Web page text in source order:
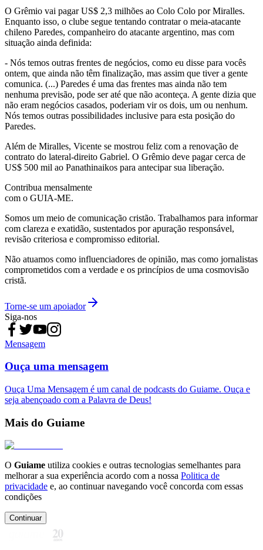
O Grêmio vai pagar US$ 2,3 milhões ao Colo Colo por Miralles.
Enquanto isso, o clube segue tentando contratar o meia-atacante
chileno Paredes, companheiro do atacante argentino, mas com
situação ainda definida:
- Nós temos outras frentes de negócios, como eu disse para vocês
ontem, que ainda não têm finalização, mas assim que tiver a gente
comunica. (...) Paredes é uma das frentes mas ainda não tem
nenhuma previsão, pode ser até que não aconteça. A gente dizia que
não eram negócios casados, poderiam vir os dois, um ou nenhum.
Nós temos outras possibilidades inclusive para esta posição do
Paredes.
Além de Miralles, Vicente se mostrou feliz com a renovação de
contrato do lateral-direito Gabriel. O Grêmio deve pagar cerca de
US$ 500 mil ao Panathinaikos para antecipar sua liberação.
Contribua mensalmente
com o GUIA-ME.
Somos um meio de comunicação cristão. Trabalhamos para informar
com clareza e exatidão, sustentados por apuração responsável,
revisão criteriosa e compromisso editorial.
Não atuamos como influenciadores de opinião, mas como jornalistas
comprometidos com a verdade e os princípios de uma cosmovisão
cristã.
Torne-se um apoiador
Siga-nos
Mensagem
Ouça uma mensagem
Ouça Uma Mensagem é um canal de podcasts do Guiame. Ouça e
seja abençoado com a Palavra de Deus!
Mais do Guiame
O Guiame utiliza cookies e outras tecnologias semelhantes para
melhorar a sua experiência acordo com a nossa Politica de
privacidade e, ao continuar navegando você concorda com essas
condições
Continuar